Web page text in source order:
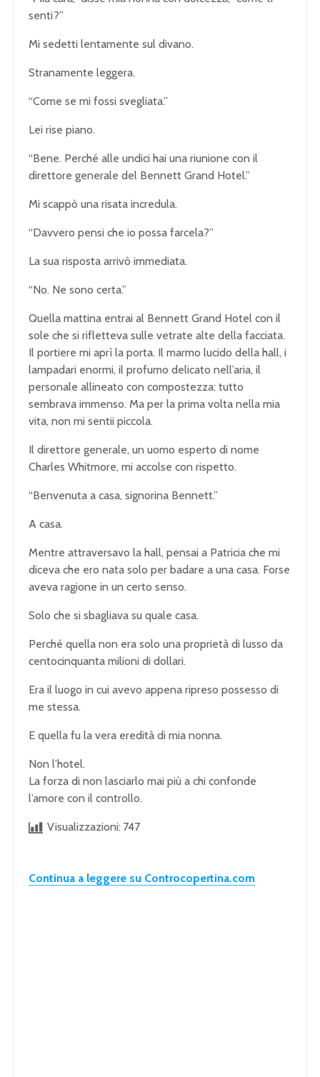
senti?”
Mi sedetti lentamente sul divano.
Stranamente leggera.
“Come se mi fossi svegliata.”
Lei rise piano.
“Bene. Perché alle undici hai una riunione con il
direttore generale del Bennett Grand Hotel.”
Mi scappò una risata incredula.
“Davvero pensi che io possa farcela?”
La sua risposta arrivò immediata.
“No. Ne sono certa.”
Quella mattina entrai al Bennett Grand Hotel con il
sole che si rifletteva sulle vetrate alte della facciata.
Il portiere mi aprì la porta. Il marmo lucido della hall, i
lampadari enormi, il profumo delicato nell’aria, il
personale allineato con compostezza: tutto
sembrava immenso. Ma per la prima volta nella mia
vita, non mi sentii piccola.
Il direttore generale, un uomo esperto di nome
Charles Whitmore, mi accolse con rispetto.
“Benvenuta a casa, signorina Bennett.”
A casa.
Mentre attraversavo la hall, pensai a Patricia che mi
diceva che ero nata solo per badare a una casa. Forse
aveva ragione in un certo senso.
Solo che si sbagliava su quale casa.
Perché quella non era solo una proprietà di lusso da
centocinquanta milioni di dollari.
Era il luogo in cui avevo appena ripreso possesso di
me stessa.
E quella fu la vera eredità di mia nonna.
Non l’hotel.
La forza di non lasciarlo mai più a chi confonde
l’amore con il controllo.
Visualizzazioni: 747
Continua a leggere su Controcopertina.com